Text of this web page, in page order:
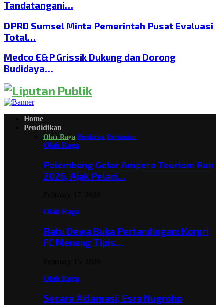
Tandatangani…
DPRD Sumsel Minta Pemerintah Pusat Evaluasi
Total…
Medco E&P Grissik Dukung dan Dorong
Budidaya…
Home
Pendidikan
Olah Raga Birokrasi Pertanian
Olah Raga
Palembang Gelar Ampera Tourism Run
2026, Ajak Pelari…
Olah Raga
Ratu Dewa Buka Pertandingan: Korpri
FC Menang Tipis…
Olah Raga
Secara Aklamasi, Esra Nugroho